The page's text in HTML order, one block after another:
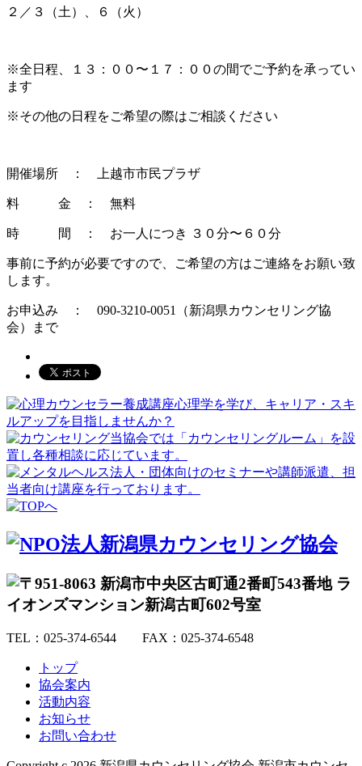
２／３（土）、６（火）
※全日程、１３：００〜１７：００の間でご予約を承ってい
ます
※その他の日程をご希望の際はご相談ください
開催場所 ： 上越市市民プラザ
料 金 ： 無料
時 間 ： お一人につき ３０分〜６０分
事前に予約が必要ですので、ご希望の方はご連絡をお願い致
します。
お申込み ： 090-3210-0051（新潟県カウンセリング協
会）まで
TEL：025-374-6544 FAX：025-374-6548
トップ
協会案内
活動内容
お知らせ
お問い合わせ